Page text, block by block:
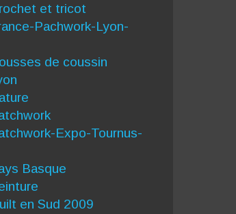
et tricot
Pachwork-Lyon-
de coussin
Expo-Tournus-
Basque
en Sud 2009